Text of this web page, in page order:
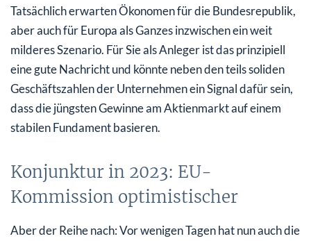
Tatsächlich erwarten Ökonomen für die Bundesrepublik,
aber auch für Europa als Ganzes inzwischen ein weit
milderes Szenario. Für Sie als Anleger ist das prinzipiell
eine gute Nachricht und könnte neben den teils soliden
Geschäftszahlen der Unternehmen ein Signal dafür sein,
dass die jüngsten Gewinne am Aktienmarkt auf einem
stabilen Fundament basieren.
Konjunktur in 2023: EU-
Kommission optimistischer
Aber der Reihe nach: Vor wenigen Tagen hat nun auch die